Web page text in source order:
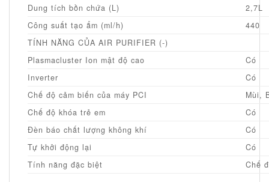
Dung tích bồn chứa (L)
2,7L
Công suất tạo ẩm (ml/h)
440
TÍNH NĂNG CỦA AIR PURIFIER (-)
Plasmacluster Ion mật độ cao
Có
Inverter
Có
Chế độ cảm biến của máy PCI
Mùi,
Chế độ khóa trẻ em
Có
Đèn báo chất lượng không khí
Có
Tự khởi động lại
Có
Tính năng đặc biệt
Chế